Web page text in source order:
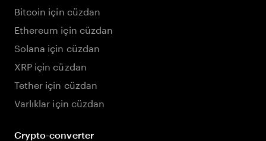
Bitcoin için cüzdan
Ethereum için cüzdan
Solana için cüzdan
XRP için cüzdan
Tether için cüzdan
Varlıklar için cüzdan
Crypto-converter